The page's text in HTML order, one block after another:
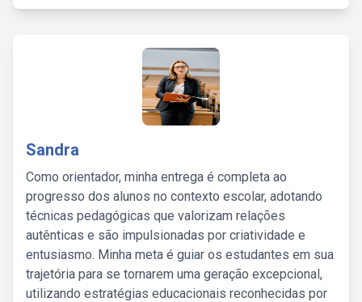
Sandra
Como orientador, minha entrega é completa ao
progresso dos alunos no contexto escolar, adotando
técnicas pedagógicas que valorizam relações
autênticas e são impulsionadas por criatividade e
entusiasmo. Minha meta é guiar os estudantes em sua
trajetória para se tornarem uma geração excepcional,
utilizando estratégias educacionais reconhecidas por